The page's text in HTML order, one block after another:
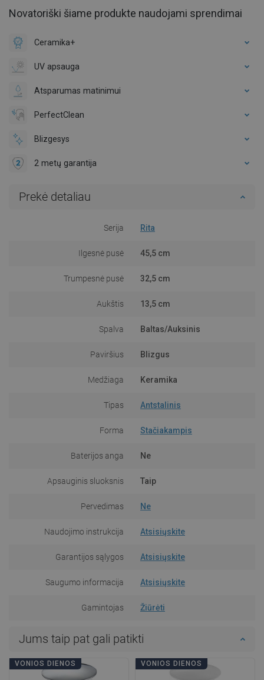
Novatoriški šiame produkte naudojami sprendimai
Ceramika+
UV apsauga
Atsparumas matinimui
PerfectClean
Blizgesys
2 metų garantija
Prekė detaliau
Serija Rita
Ilgesnė pusė 45,5 cm
Trumpesnė pusė 32,5 cm
Aukštis 13,5 cm
Spalva Baltas/Auksinis
Paviršius Blizgus
Medžiaga Keramika
Tipas Antstalinis
Forma Stačiakampis
Baterijos anga Ne
Apsauginis sluoksnis Taip
Pervedimas Ne
Naudojimo instrukcija Atsisiųskite
Garantijos sąlygos Atsisiųskite
Saugumo informacija Atsisiųskite
Gamintojas Žiūrėti
Jums taip pat gali patikti
VONIOS DIENOS VONIOS DIENOS